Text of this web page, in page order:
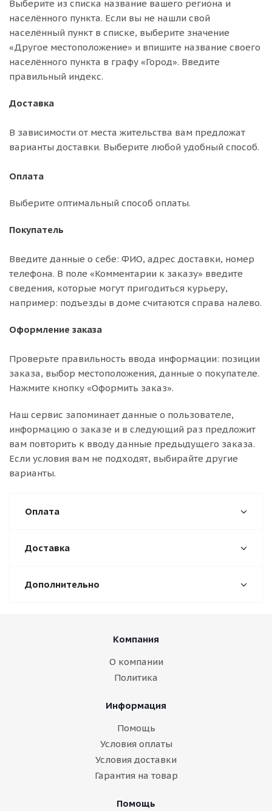
Выберите из списка название вашего региона и
населённого пункта. Если вы не нашли свой
населённый пункт в списке, выберите значение
«Другое местоположение» и впишите название своего
населённого пункта в графу «Город». Введите
правильный индекс.
Доставка
В зависимости от места жительства вам предложат
варианты доставки. Выберите любой удобный способ.
Оплата
Выберите оптимальный способ оплаты.
Покупатель
Введите данные о себе: ФИО, адрес доставки, номер
телефона. В поле «Комментарии к заказу» введите
сведения, которые могут пригодиться курьеру,
например: подъезды в доме считаются справа налево.
Оформление заказа
Проверьте правильность ввода информации: позиции
заказа, выбор местоположения, данные о покупателе.
Нажмите кнопку «Оформить заказ».
Наш сервис запоминает данные о пользователе,
информацию о заказе и в следующий раз предложит
вам повторить к вводу данные предыдущего заказа.
Если условия вам не подходят, выбирайте другие
варианты.
Оплата
Доставка
Дополнительно
Компания
О компании
Политика
Информация
Помощь
Условия оплаты
Условия доставки
Гарантия на товар
Помощь